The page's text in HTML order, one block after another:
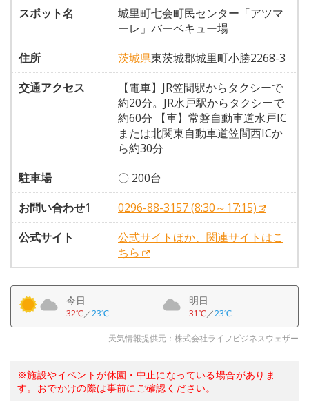
スポット名
城里町七会町民センター「アツマ
ーレ」バーベキュー場
住所
茨城県東茨城郡城里町小勝2268-3
交通アクセス
【電車】JR笠間駅からタクシーで
約20分。JR水戸駅からタクシーで
約60分 【車】常磐自動車道水戸IC
または北関東自動車道笠間西ICか
ら約30分
駐車場
〇 200台
お問い合わせ1
0296-88-3157 (8:30～17:15)
公式サイト
公式サイトほか、関連サイトはこ
ちら
今日
32℃／23℃
明日
31℃／23℃
天気情報提供元：株式会社ライフビジネスウェザー
※施設やイベントが休園・中止になっている場合がありま
す。おでかけの際は事前にご確認ください。